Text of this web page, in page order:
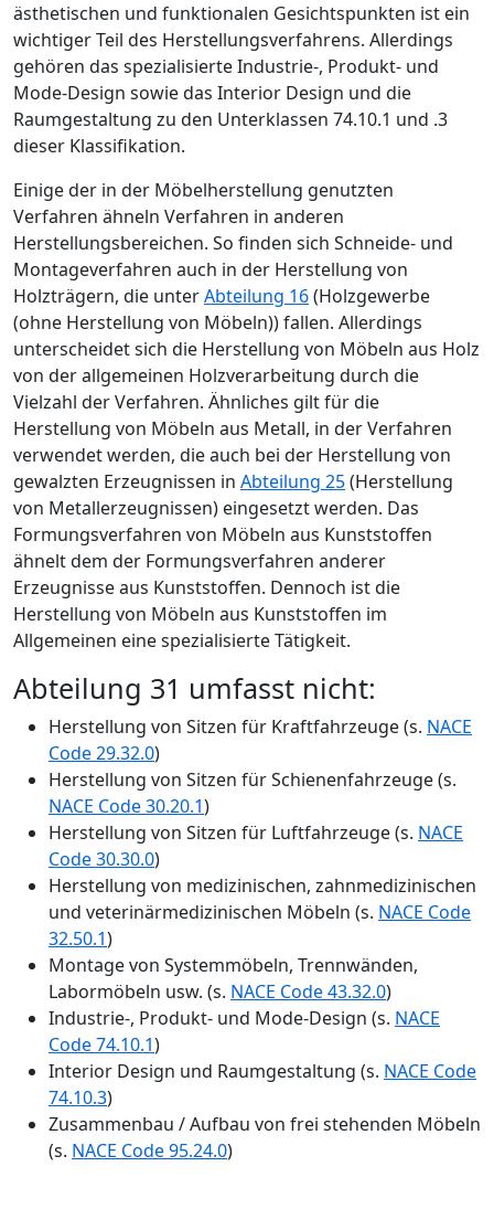
ästhetischen und funktionalen Gesichtspunkten ist ein
wichtiger Teil des Herstellungsverfahrens. Allerdings
gehören das spezialisierte Industrie-, Produkt- und
Mode-Design sowie das Interior Design und die
Raumgestaltung zu den Unterklassen 74.10.1 und .3
dieser Klassifikation.
Einige der in der Möbelherstellung genutzten
Verfahren ähneln Verfahren in anderen
Herstellungsbereichen. So finden sich Schneide- und
Montageverfahren auch in der Herstellung von
Holzträgern, die unterAbteilung 16(Holzgewerbe
(ohne Herstellung von Möbeln)) fallen. Allerdings
unterscheidet sich die Herstellung von Möbeln aus Holz
von der allgemeinen Holzverarbeitung durch die
Vielzahl der Verfahren. Ähnliches gilt für die
Herstellung von Möbeln aus Metall, in der Verfahren
verwendet werden, die auch bei der Herstellung von
gewalzten Erzeugnissen in Abteilung 25(Herstellung
von Metallerzeugnissen) eingesetzt werden. Das
Formungsverfahren von Möbeln aus Kunststoffen
ähnelt dem der Formungsverfahren anderer
Erzeugnisse aus Kunststoffen. Dennoch ist die
Herstellung von Möbeln aus Kunststoffen im
Allgemeinen eine spezialisierte Tätigkeit.
Abteilung 31 umfasst nicht:
Herstellung von Sitzen für Kraftfahrzeuge (s. NACE
Code 29.32.0)
Herstellung von Sitzen für Schienenfahrzeuge (s.
NACE Code 30.20.1)
Herstellung von Sitzen für Luftfahrzeuge (s. NACE
Code 30.30.0)
Herstellung von medizinischen, zahnmedizinischen
und veterinärmedizinischen Möbeln (s. NACE Code
32.50.1)
Montage von Systemmöbeln, Trennwänden,
Labormöbeln usw. (s. NACE Code 43.32.0)
Industrie-, Produkt- und Mode-Design (s. NACE
Code 74.10.1)
Interior Design und Raumgestaltung (s. NACE Code
74.10.3)
Zusammenbau / Aufbau von frei stehenden Möbeln
(s. NACE Code 95.24.0)